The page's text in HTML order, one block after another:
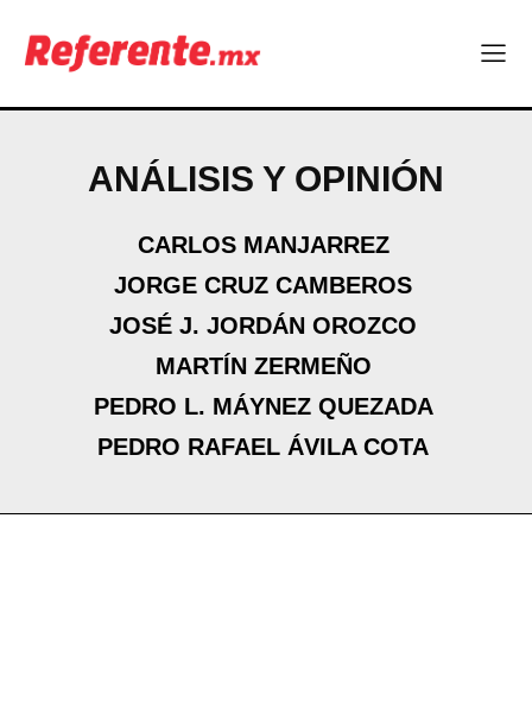
ANÁLISIS Y OPINIÓN
CARLOS MANJARREZ
JORGE CRUZ CAMBEROS
JOSÉ J. JORDÁN OROZCO
MARTÍN ZERMEÑO
PEDRO L. MÁYNEZ QUEZADA
PEDRO RAFAEL ÁVILA COTA